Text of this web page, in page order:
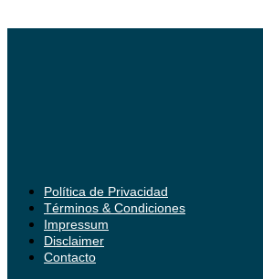
Política de Privacidad
Términos & Condiciones
Impressum
Disclaimer
Contacto